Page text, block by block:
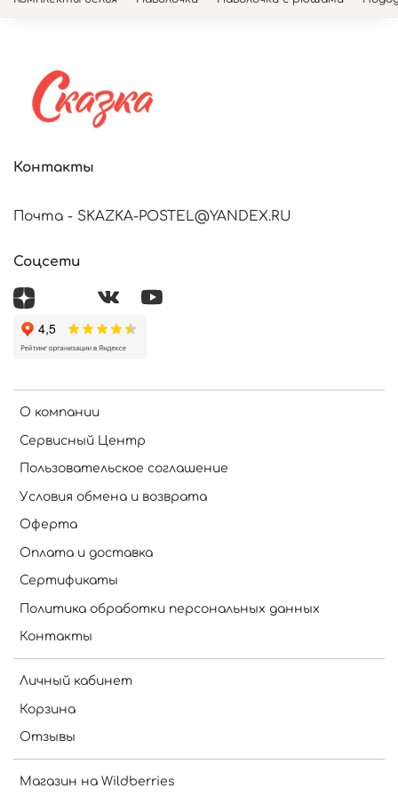
О компании
Сервисный Центр
Пользовательское соглашение
Условия обмена и возврата
Оферта
Оплата и доставка
Сертификаты
Политика обработки персональных данных
Контакты
Личный кабинет
Корзина
Отзывы
Магазин на Wildberries
Контакты
Почта - SKAZKA-POSTEL@YANDEX.RU
Соцсети